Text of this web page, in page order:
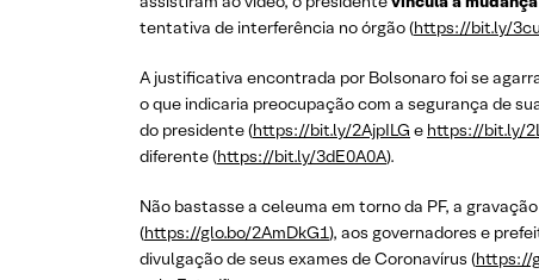
tentativa de interferência no órgão (https://bit.ly/
A justificativa encontrada por Bolsonaro foi se
o que indicaria preocupação com a segurança de
do presidente (https://bit.ly/2AjpILG e https://bit.ly/
diferente (https://bit.ly/3dE0A0A).
Não bastasse a celeuma em torno da PF, a
(https://glo.bo/2AmDkG1), aos governadores e
divulgação de seus exames de Coronavírus (https://